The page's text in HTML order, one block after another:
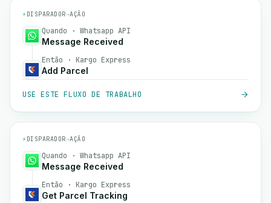
⚡ DISPARADOR→AÇÃO
Quando · Whatsapp API
Message Received
Então · Kargo Express
Add Parcel
USE ESTE FLUXO DE TRABALHO
⚡ DISPARADOR→AÇÃO
Quando · Whatsapp API
Message Received
Então · Kargo Express
Get Parcel Tracking